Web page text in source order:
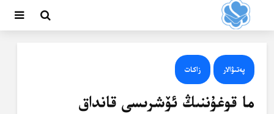
پەتىۋالار زاكات
ما قوغۇننىڭ ئۆشرىسى قانداق